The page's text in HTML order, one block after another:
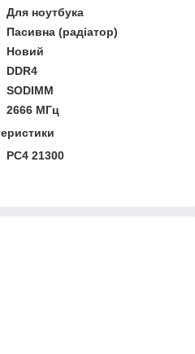
Для ноутбука
Пасивна (радіатор)
Новий
DDR4
SODIMM
2666 МГц
PC4 21300